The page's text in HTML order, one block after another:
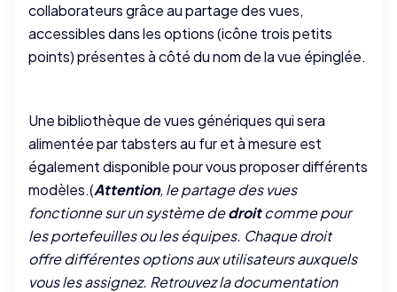
collaborateurs grâce au partage des vues,
accessibles dans les options (icône trois petits
points) présentes à côté du nom de la vue épinglée.
Une bibliothèque de vues génériques qui sera
alimentée par tabsters au fur et à mesure est
également disponible pour vous proposer différents
modèles.(Attention, le partage des vues
fonctionne sur un système dedroitcomme pour
les portefeuilles ou les équipes. Chaque droit
offre différentes options aux utilisateurs auxquels
vous les assignez. Retrouvez la documentation